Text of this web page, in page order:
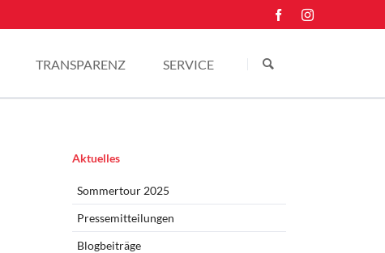
überspringen
TRANSPARENZ SERVICE
Navigation
Aktuelles
Sommertour 2025
Pressemitteilungen
Blogbeiträge